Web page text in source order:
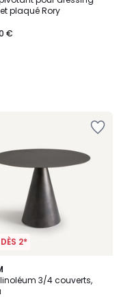
plaqué Rory
€
2*
3/4 couverts,